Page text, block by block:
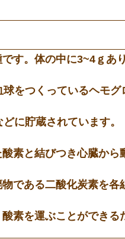
す。体の中に3~4ｇあ
をつくっているヘモグ
に貯蔵されています。
素と結びつき心臓から
である二酸化炭素を各
素を運ぶことができ